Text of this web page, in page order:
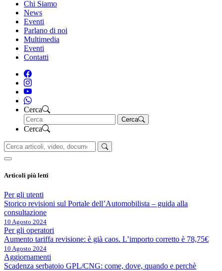
Chi Siamo
News
Eventi
Parlano di noi
Multimedia
Eventi
Contatti
Cerca
Cerca
Cerca
Articoli più letti
Per gli utenti
Storico revisioni sul Portale dell’Automobilista – guida alla
consultazione
10 Agosto 2024
Per gli operatori
Aumento tariffa revisione: è già caos. L’importo corretto è 78,75€
10 Agosto 2024
Aggiornamenti
Scadenza serbatoio GPL/CNG: come, dove, quando e perchè